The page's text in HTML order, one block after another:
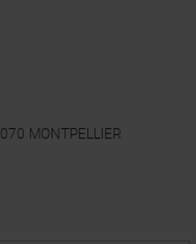
MONTPELLIER